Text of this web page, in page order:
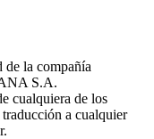
de la compañía
S.A.
cualquiera de los
a cualquier